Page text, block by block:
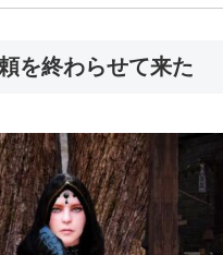
を終わらせて来た